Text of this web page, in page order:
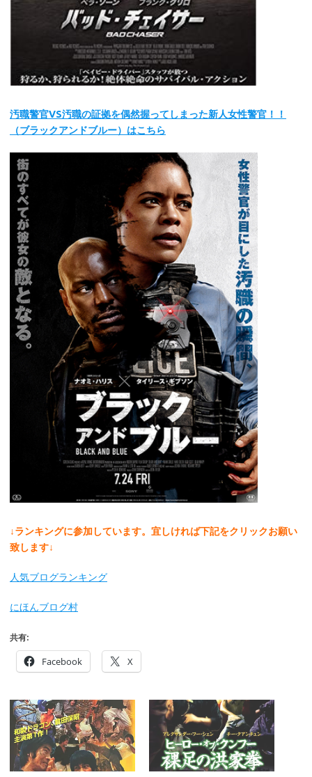
汚職警官VS汚職の証拠を偶然握ってしまった新人女性警官！！
（ブラックアンドブルー）はこちら
↓ランキングに参加しています。宜しければ下記をクリックお願い
致します↓
人気ブログランキング
にほんブログ村
共有:
Facebook X